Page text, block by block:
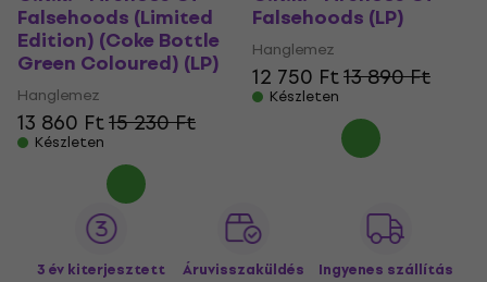
Falsehoods (Limited
Edition) (Coke Bottle
Green Coloured) (LP)
Hanglemez
13 860 Ft15 230 Ft
Készleten
Falsehoods (LP)
Hanglemez
12 750 Ft13 890 Ft
Készleten
3 év kiterjesztett
Áruvisszaküldés
Ingyenes szállítás